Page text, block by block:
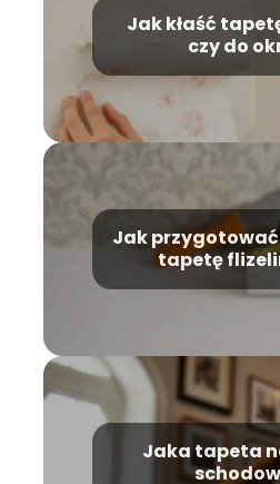
Jak kłaść
czy do
Jak
tapetę
Jaka tapeta